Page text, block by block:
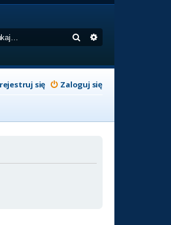
Szukaj
Zaloguj się
się